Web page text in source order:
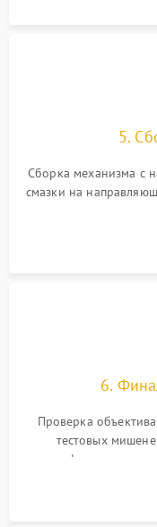
5.
Сборка механизма с
смазки на
программным или
6.
Проверка
тестовых
автофокуса и
диафрагмы на